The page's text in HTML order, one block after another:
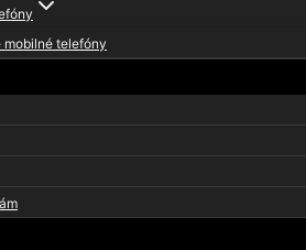
mobilné telefóny